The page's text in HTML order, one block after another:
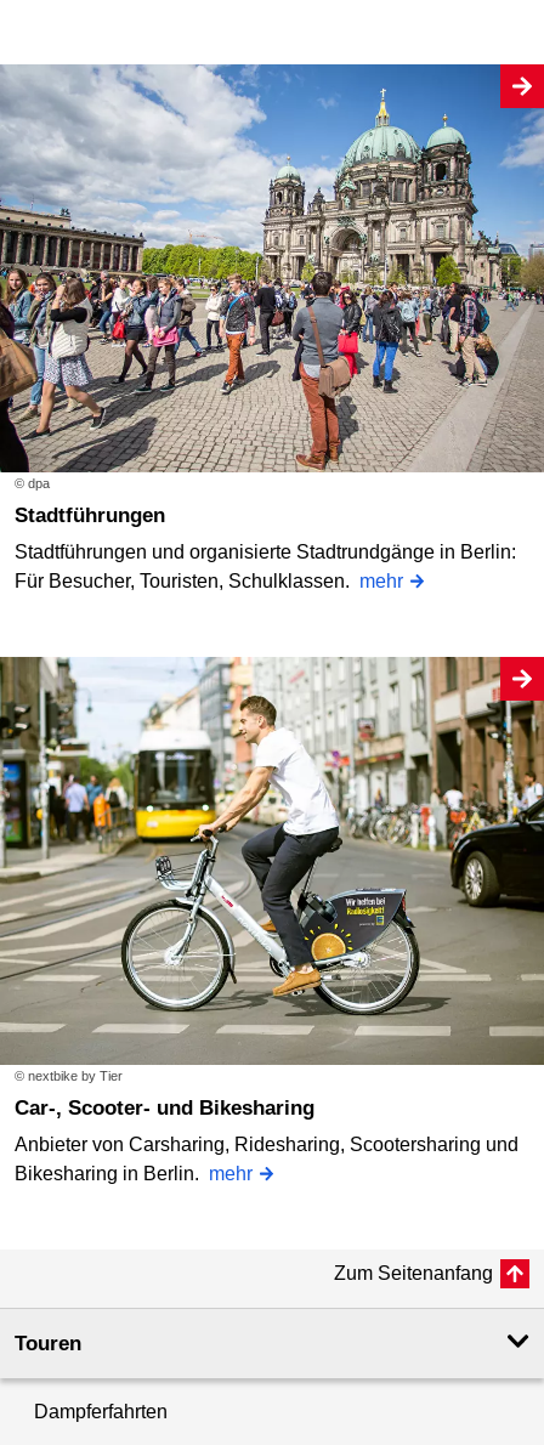
© dpa
Stadtführungen
Stadtführungen und organisierte Stadtrundgänge in Berlin:
Für Besucher, Touristen, Schulklassen. mehr
© nextbike by Tier
Car-, Scooter- und Bikesharing
Anbieter von Carsharing, Ridesharing, Scootersharing und
Bikesharing in Berlin. mehr
Zum Seitenanfang
Touren
Dampferfahrten